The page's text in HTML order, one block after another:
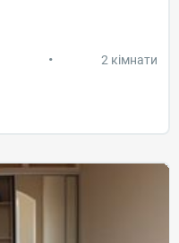
• 2 кімнати